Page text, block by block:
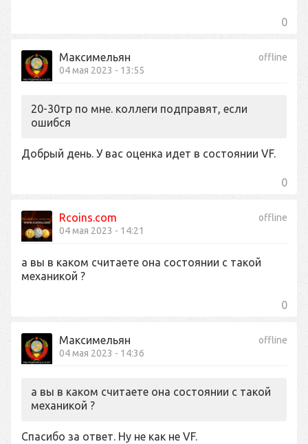
0
offline
Максимельян
04 мая 2023 - 13:55
20-30тр по мне. коллеги подправят, если
ошибся
Добрый день. У вас оценка идет в состоянии VF.
0
offline
Rcoins.com
04 мая 2023 - 14:21
а вы в каком считаете она состоянии с такой
механикой ?
0
offline
Максимельян
04 мая 2023 - 14:36
а вы в каком считаете она состоянии с такой
механикой ?
Спасибо за ответ. Ну не как не VF.